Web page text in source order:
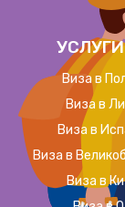
Виза в
Виза в
Виза в
Виза в
Виза в